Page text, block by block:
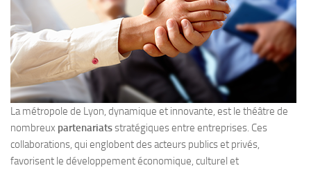
La métropole de Lyon, dynamique et innovante, est le théâtre de
nombreux partenariatsstratégiques entre entreprises. Ces
collaborations, qui englobent des acteurs publics et privés,
favorisent le développement économique, culturel et